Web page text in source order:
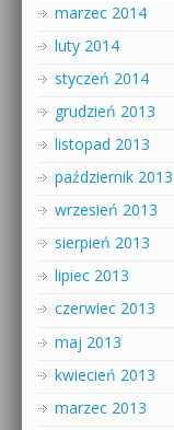
marzec 2014
luty 2014
styczeń 2014
grudzień 2013
listopad 2013
październik 2013
wrzesień 2013
sierpień 2013
lipiec 2013
czerwiec 2013
maj 2013
kwiecień 2013
marzec 2013